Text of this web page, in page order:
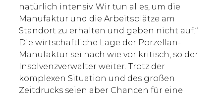
natürlich intensiv. Wir tun alles, um die
Manufaktur und die Arbeitsplätze am
Standort zu erhalten und geben nicht auf.“
Die wirtschaftliche Lage der Porzellan-
Manufaktur sei nach wie vor kritisch, so der
Insolvenzverwalter weiter. Trotz der
komplexen Situation und des großen
Zeitdrucks seien aber Chancen für eine